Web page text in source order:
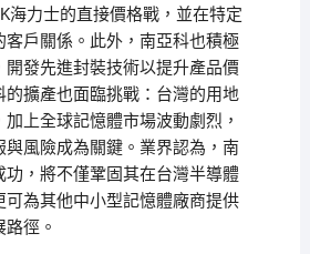
海力士的直接價格戰，並在特定
客戶關係。此外，南亞科也積極
開發先進封裝技術以提升產品價
的擴產也面臨挑戰：台灣的用地
上全球記憶體市場波動劇烈，
與風險成為關鍵。業界認為，南
功，將不僅鞏固其在台灣半導體
可為其他中小型記憶體廠商提供
徑。